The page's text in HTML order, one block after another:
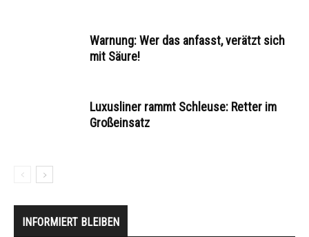
Warnung: Wer das anfasst, verätzt sich
mit Säure!
Luxusliner rammt Schleuse: Retter im
Großeinsatz
INFORMIERT BLEIBEN